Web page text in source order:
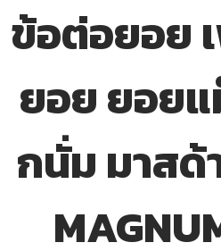
ข้อต่อยอย
ยอย ยอย
กนั่ม มาสด้